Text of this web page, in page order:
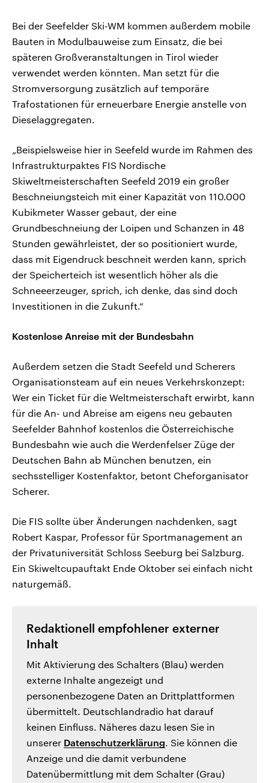
Bei der Seefelder Ski-WM kommen außerdem mobile
Bauten in Modulbauweise zum Einsatz, die bei
späteren Großveranstaltungen in Tirol wieder
verwendet werden könnten. Man setzt für die
Stromversorgung zusätzlich auf temporäre
Trafostationen für erneuerbare Energie anstelle von
Dieselaggregaten.
„Beispielsweise hier in Seefeld wurde im Rahmen des
Infrastrukturpaktes FIS Nordische
Skiweltmeisterschaften Seefeld 2019 ein großer
Beschneiungsteich mit einer Kapazität von 110.000
Kubikmeter Wasser gebaut, der eine
Grundbeschneiung der Loipen und Schanzen in 48
Stunden gewährleistet, der so positioniert wurde,
dass mit Eigendruck beschneit werden kann, sprich
der Speicherteich ist wesentlich höher als die
Schneeerzeuger, sprich, ich denke, das sind doch
Investitionen in die Zukunft.“
Kostenlose Anreise mit der Bundesbahn
Außerdem setzen die Stadt Seefeld und Scherers
Organisationsteam auf ein neues Verkehrskonzept:
Wer ein Ticket für die Weltmeisterschaft erwirbt, kann
für die An- und Abreise am eigens neu gebauten
Seefelder Bahnhof kostenlos die Österreichische
Bundesbahn wie auch die Werdenfelser Züge der
Deutschen Bahn ab München benutzen, ein
sechsstelliger Kostenfaktor, betont Cheforganisator
Scherer.
Die FIS sollte über Änderungen nachdenken, sagt
Robert Kaspar, Professor für Sportmanagement an
der Privatuniversität Schloss Seeburg bei Salzburg.
Ein Skiweltcupauftakt Ende Oktober sei einfach nicht
naturgemäß.
Redaktionell empfohlener externer
Inhalt
Mit Aktivierung des Schalters (Blau) werden
externe Inhalte angezeigt und
personenbezogene Daten an Drittplattformen
übermittelt. Deutschlandradio hat darauf
keinen Einfluss. Näheres dazu lesen Sie in
unserer Datenschutzerklärung. Sie können die
Anzeige und die damit verbundene
Datenübermittlung mit dem Schalter (Grau)